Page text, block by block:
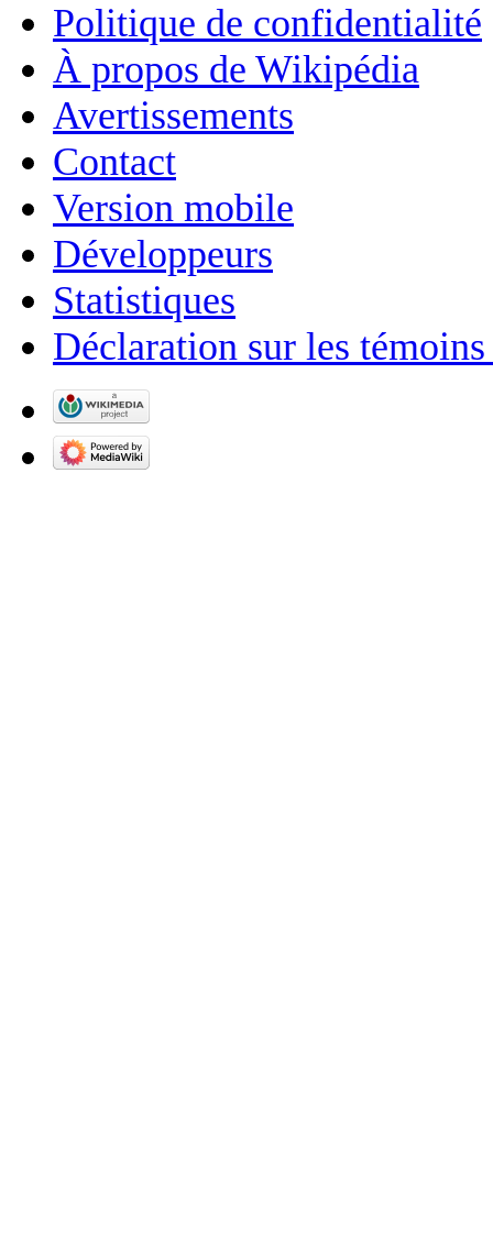
Politique de confidentialité
À propos de Wikipédia
Avertissements
Contact
Version mobile
Développeurs
Statistiques
Déclaration sur les